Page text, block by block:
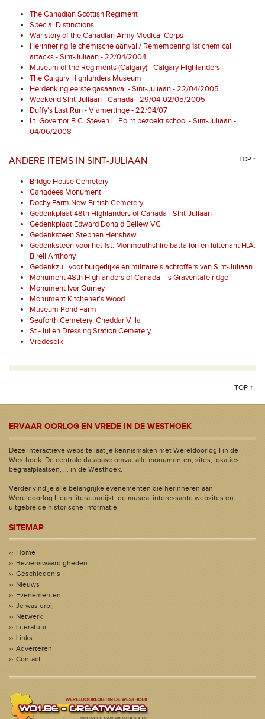
The Canadian Scottish Regiment
Special Distinctions
War story of the Canadian Army Medical Corps
Herinnering 1e chemische aanval / Remembering 1st chemical
attacks - Sint-Juliaan - 22/04/2004
Museum of the Regiments (Calgary) - Calgary Highlanders
The Calgary Highlanders Museum
Herdenking eerste gasaanval - Sint-Juliaan - 22/04/2005
Weekend Sint-Juliaan - Canada - 29/04-02/05/2005
Duffy's Last Run - Vlamertinge - 22/04/07
Lt. Governor B.C. Steven L. Point bezoekt school - Sint-Juliaan -
04/06/2008
ANDERE ITEMS IN SINT-JULIAAN TOP ↑
Bridge House Cemetery
Canadees Monument
Dochy Farm New British Cemetery
Gedenkplaat 48th Highlanders of Canada - Sint-Juliaan
Gedenkplaat Edward Donald Bellew VC
Gedenksteen Stephen Henshaw
Gedenksteen voor het 1st. Monmouthshire battalion en luitenant H.A.
Birell Anthony
Gedenkzuil voor burgerlijke en militaire slachtoffers van Sint-Juliaan
Monument 48th Highlanders of Canada - 's Graventafelridge
Monument Ivor Gurney
Monument Kitchener's Wood
Museum Pond Farm
Seaforth Cemetery, Cheddar Villa
St.-Julien Dressing Station Cemetery
Vredeseik
TOP ↑
ERVAAR OORLOG EN VREDE IN DE WESTHOEK
Deze interactieve website laat je kennismaken met Wereldoorlog I in de
Westhoek. De centrale database omvat alle monumenten, sites, lokaties,
begraafplaatsen, ... in de Westhoek.
Verder vind je alle belangrijke evenementen die herinneren aan
Wereldoorlog I, een literatuurlijst, de musea, interessante websites en
uitgebreide historische informatie.
SITEMAP
Home
Bezienswaardigheden
Geschiedenis
Nieuws
Evenementen
Je was erbij
Netwerk
Literatuur
Links
Adverteren
Contact